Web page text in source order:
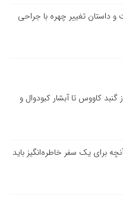
و داستان تغییر چهره با جراحی
گنبد کاووس تا آبشار کبودوال و
برای یک سفر خاطره‌انگیز باید